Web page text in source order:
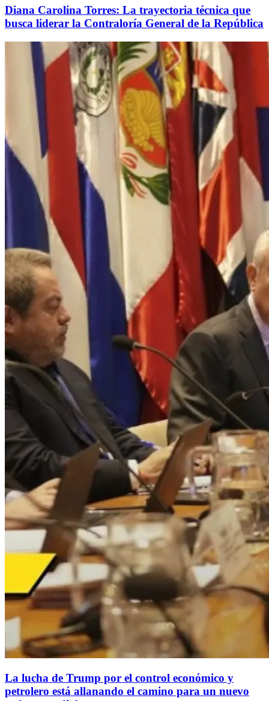
Diana Carolina Torres: La trayectoria técnica que
busca liderar la Contraloría General de la República
La lucha de Trump por el control económico y
petrolero está allanando el camino para un nuevo